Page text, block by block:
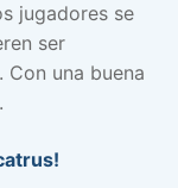
jugadores se
ser
una buena